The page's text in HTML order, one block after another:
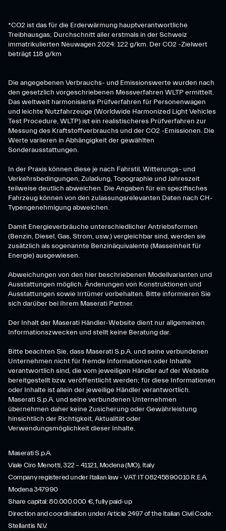
*CO2 ist das für die Erderwärmung hauptverantwortliche
Treibhausgas; Durchschnitt aller erstmals in der Schweiz
immatrikulierten Neuwagen 2024: 122 g/km. Der CO2 -Zielwert
beträgt 118 g/km
Die angegebenen Verbrauchs- und Emissionswerte wurden nach
den gesetzlich vorgeschriebenen Messverfahren WLTP ermittelt.
Das weltweit harmonisierte Prüfverfahren für Personenwagen
und leichte Nutzfahrzeuge (Worldwide Harmonized Light Vehicles
Test Procedure, WLTP) ist ein realistischeres Prüfverfahren zur
Messung des Kraftstoffverbrauchs und der CO2 -Emissionen. Die
Werte variieren in Abhängigkeit der gewählten
Sonderausstattungen.
In der Praxis können diese je nach Fahrstil, Witterungs- und
Verkehrsbedingungen, Zuladung, Topographie und Jahreszeit
teilweise deutlich abweichen. Die Angaben für ein spezifisches
Fahrzeug können von den zulassungsrelevanten Daten nach CH-
Typengenehmigung abweichen.
Damit Energieverbräuche unterschiedlicher Antriebsformen
(Benzin, Diesel, Gas, Strom, usw.) vergleichbar sind, werden sie
zusätzlich als sogenannte Benzinäquivalente (Masseinheit für
Energie) ausgewiesen.
Abweichungen von den hier beschriebenen Modellvarianten und
Ausstattungen möglich. Änderungen von Konstruktionen und
Ausstattungen sowie Irrtümer vorbehalten. Bitte informieren Sie
sich darüber bei Ihrem Maserati Partner.
Der Inhalt der Maserati Händler-Website dient nur allgemeinen
Informationszwecken und stellt keine Beratung dar.
Bitte beachten Sie, dass Maserati S.p.A. und seine verbundenen
Unternehmen nicht für fremde Informationen oder Inhalte
verantwortlich sind, die vom jeweiligen Händler auf der Website
bereitgestellt bzw. veröffentlicht werden; für diese Informationen
oder Inhalte ist allein der jeweilige Händler verantwortlich.
Maserati S.p.A. und seine verbundenen Unternehmen
übernehmen daher keine Zusicherung oder Gewährleistung
hinsichtlich der Richtigkeit, Aktualität oder
Verwendungsmöglichkeit dieser Inhalte.
Maserati S.p.A.
Viale Ciro Menotti, 322 – 41121, Modena (MO), Italy
Company registered under Italian law - VAT: IT 08245890010 R.E.A.
Modena 347990
Share capital: 80.000.000 €, fully paid-up
Direction and coordination under Article 2497 of the Italian Civil Code:
Stellantis N.V.